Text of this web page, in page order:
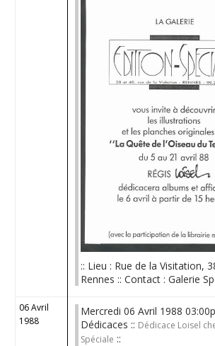
:: Lieu : Rue de la Visitation,
Rennes :: Contact : Galerie
06 Avril
1988
Mercredi 06 Avril 1988
Dédicaces :: Dédicace Loisel
Spéciale ::